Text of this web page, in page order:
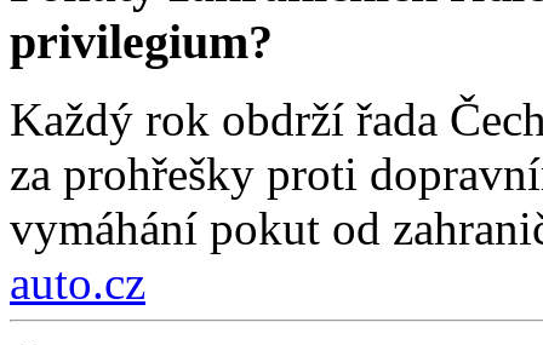
privilegium?
Každý rok obdrží řada
za prohřešky proti
vymáhání pokut od
auto.cz